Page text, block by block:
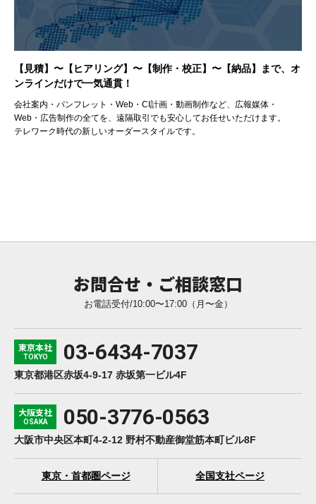
【見積】〜【ヒアリング】〜【制作・校正】〜【納品】まで、オ
ンラインだけで一気通貫！
会社案内・パンフレット・Web・CI計画・動画制作など、広報媒体・
Web・広告制作の全てを、遠隔取引でも安心してお任せいただけます。
テレワーク時代の新しいオーダースタイルです。
お問合せ・ご相談窓口
お電話受付/10:00〜17:00（月〜金）
東京本社
TOKYO 03-6434-7037
東京都港区赤坂4-9-17 赤坂第一ビル4F
大阪支社
OSAKA 050-3776-0563
大阪市中央区本町4-2-12 野村不動産御堂筋本町ビル8F
東京・首都圏ページ 全国支社ページ